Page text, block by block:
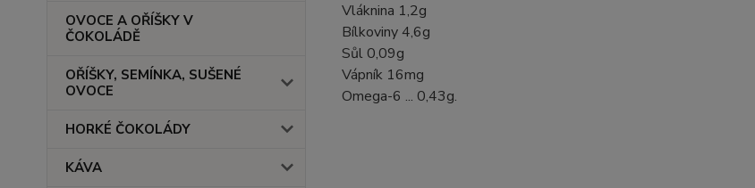
OVOCE A OŘÍŠKY V
ČOKOLÁDĚ
OŘÍŠKY, SEMÍNKA, SUŠENÉ
OVOCE
HORKÉ ČOKOLÁDY
KÁVA
Vláknina 1,2g
Bílkoviny 4,6g
Sůl 0,09g
Vápník 16mg
Omega-6 ... 0,43g.